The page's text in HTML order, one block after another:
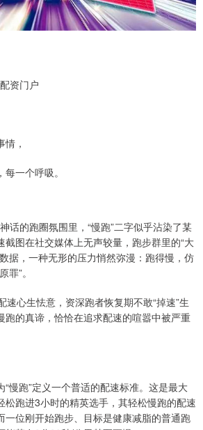
资门户
，
一个呼吸。
话的跑圈氛围里，“慢跑”二字似乎沾染了某
截图在社交媒体上无声较量，跑步群里的“大
据，一种无形的压力悄然弥漫：跑得慢，仿
罪”。
速心生怯意，资深跑者恢复期不敢“掉速”生
跑的真谛，恰恰在追求配速的喧嚣中被严重
慢跑”定义一个普适的配速标准。这是最大
松跑进3小时的精英选手，其轻松慢跑的配速
一位刚开始跑步、目标是健康减脂的普通跑